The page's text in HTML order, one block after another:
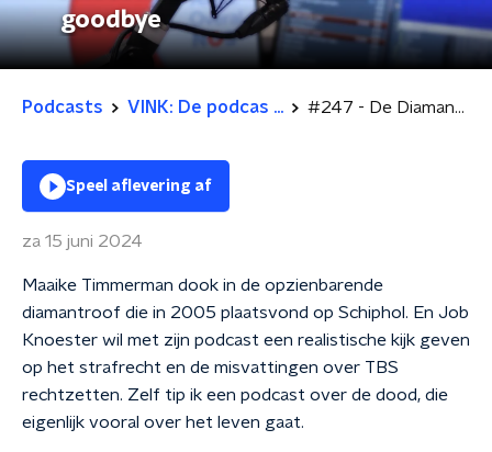
goodbye
Podcasts VINK: De podcas ... #247 - De Diamantroof - Knoester & Kwint - The last goodbye
Speel aflevering af
za 15 juni 2024
Maaike Timmerman dook in de opzienbarende
diamantroof die in 2005 plaatsvond op Schiphol. En Job
Knoester wil met zijn podcast een realistische kijk geven
op het strafrecht en de misvattingen over TBS
rechtzetten. Zelf tip ik een podcast over de dood, die
eigenlijk vooral over het leven gaat.